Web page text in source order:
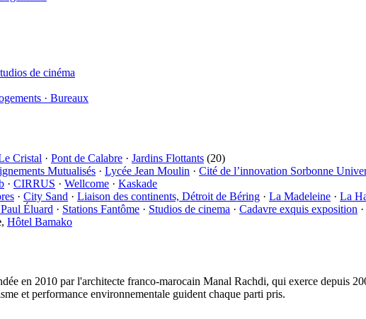
de cinéma
· Bureaux
Cristal · Pont de Calabre · Jardins Flottants (20)
Mutualisés · Lycée Jean Moulin · Cité de l’innovation Sorbonne
· CIRRUS · Wellcome · Kaskade
· City Sand · Liaison des continents, Détroit de Béring · La Madeleine · La
Éluard · Stations Fantôme · Studios de cinema · Cadavre exquis exposition ·
, Hôtel Bamako
en 2010 par l'architecte franco-marocain Manal Rachdi, qui exerce depuis
et performance environnementale guident chaque parti pris.